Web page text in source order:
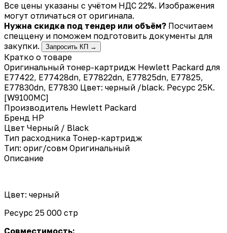
Все цены указаны с учётом НДС 22%. Изображения
могут отличаться от оригинала.
Нужна скидка под тендер или объём? Посчитаем
спеццену и поможем подготовить документы для
закупки.
Запросить КП →
Кратко о товаре
Оригинальный тонер-картридж Hewlett Packard для
E77422, E77428dn, E77822dn, E77825dn, E77825,
E77830dn, E77830 Цвет: черный /black. Ресурс 25K.
[W9100MC]
Производитель Hewlett Packard
Бренд HP
Цвет Черный / Black
Тип расходника Тонер-картридж
Тип: ориг/совм Оригинальный
Описание
Цвет: черный
Ресурс 25 000 стр
Совместимость: